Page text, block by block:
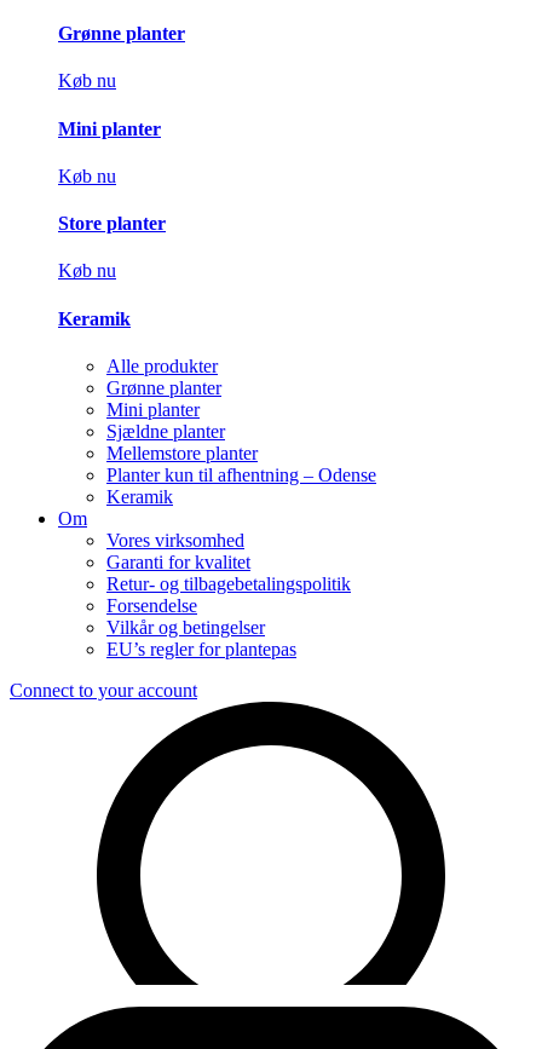
Grønne planter
Køb nu
Mini planter
Køb nu
Store planter
Køb nu
Keramik
Alle produkter
Grønne planter
Mini planter
Sjældne planter
Mellemstore planter
Planter kun til afhentning – Odense
Keramik
Om
Vores virksomhed
Garanti for kvalitet
Retur- og tilbagebetalingspolitik
Forsendelse
Vilkår og betingelser
EU’s regler for plantepas
Connect to your account